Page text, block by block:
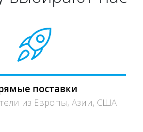
поставки
из Европы, Азии, США